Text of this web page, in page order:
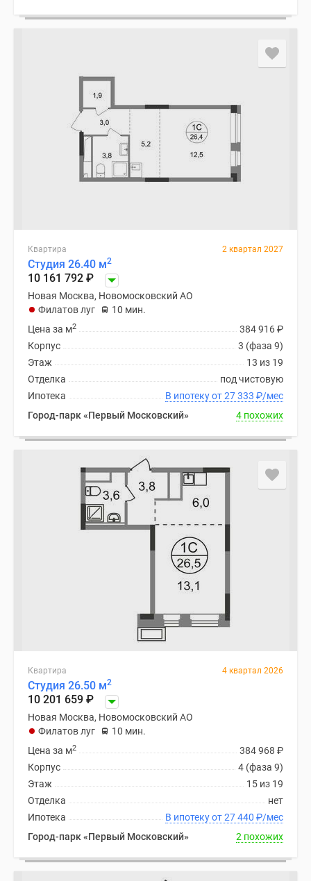
Квартира 2 квартал 2027
Студия 26.40 м2
10 161 792 ₽
Новая Москва, Новомосковский АО
Филатов луг
10 мин.
384 916₽
Цена за м2
3 (фаза 9)
Корпус
13 из 19
Этаж
под чистовую
Отделка
В ипотеку от 27 333 ₽/мес
Ипотека
Город-парк «Первый Московский»
4 похожих
Квартира 4 квартал 2026
Студия 26.50 м2
10 201 659 ₽
Новая Москва, Новомосковский АО
Филатов луг
10 мин.
384 968 ₽
Цена за м2
4 (фаза 9)
Корпус
15 из 19
Этаж
нет
Отделка
В ипотеку от 27 440 ₽/мес
Ипотека
Город-парк «Первый Московский»
2 похожих